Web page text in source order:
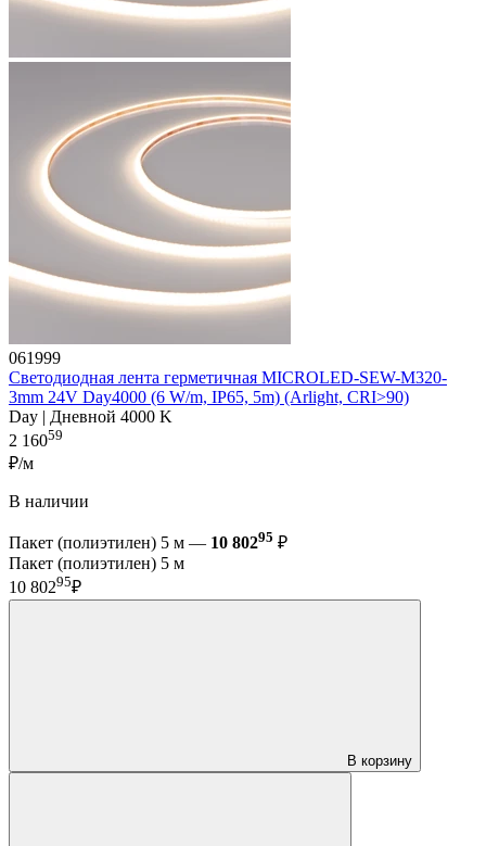
061999
Светодиодная лента герметичная MICROLED-SEW-M320-
3mm 24V Day4000 (6 W/m, IP65, 5m) (Arlight, CRI>90)
Day | Дневной 4000 K
2 16059
₽/м
В наличии
Пакет (полиэтилен) 5 м — 10 80295 ₽
Пакет (полиэтилен) 5 м
10 80295₽
В корзину